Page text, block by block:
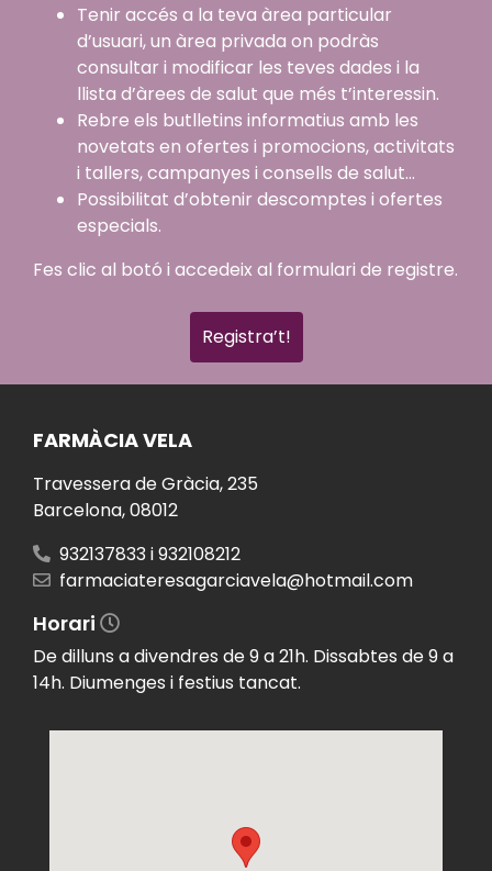
Tenir accés a la teva àrea particular
d’usuari, un àrea privada on podràs
consultar i modificar les teves dades i la
llista d’àrees de salut que més t’interessin.
Rebre els butlletins informatius amb les
novetats en ofertes i promocions, activitats
i tallers, campanyes i consells de salut...
Possibilitat d’obtenir descomptes i ofertes
especials.
Fes clic al botó i accedeix al formulari de registre.
FARMÀCIA VELA
Travessera de Gràcia, 235
Barcelona,08012
932137833 i 932108212
farmaciateresagarciavela@hotmail.com
Horari
De dilluns a divendres de 9 a 21h. Dissabtes de 9 a
14h. Diumenges i festius tancat.